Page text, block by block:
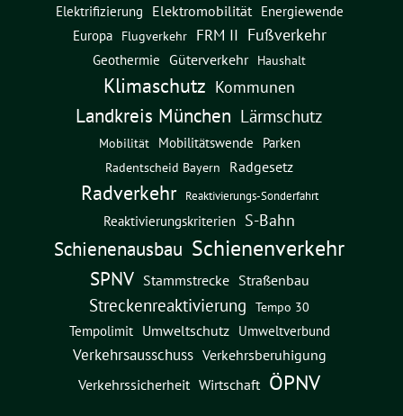
Elektrifizierung
Elektromobilität Energiewende
Europa Flugverkehr FRM II Fußverkehr
Geothermie Güterverkehr Haushalt
Klimaschutz Kommunen
Landkreis München Lärmschutz
Mobilität Mobilitätswende Parken
Radentscheid Bayern Radgesetz
Radverkehr Reaktivierungs-Sonderfahrt
Reaktivierungskriterien S-Bahn
Schienenausbau Schienenverkehr
SPNV Stammstrecke Straßenbau
Streckenreaktivierung Tempo 30
Tempolimit Umweltschutz Umweltverbund
Verkehrsausschuss Verkehrsberuhigung
Verkehrssicherheit Wirtschaft ÖPNV